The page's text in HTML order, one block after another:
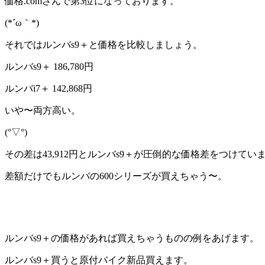
(*´ω｀*)
それではルンバs9＋と価格を比較しましょう。
ルンバs9＋ 186,780円
ルンバi7＋ 142,868円
いや〜両方高い。
(°▽°)
その差は43,912円とルンバs9＋が圧倒的な価格差をつけてい
差額だけでもルンバの600シリーズが買えちゃう〜。
ルンバs9＋の価格があれば買えちゃうものの例をあげます。
ルンバs9＋買うと原付バイク新品買えます。